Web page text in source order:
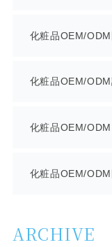
化粧品OEM/
化粧品OEM/
化粧品OEM/
化粧品OEM/ODM
ARCHIVE